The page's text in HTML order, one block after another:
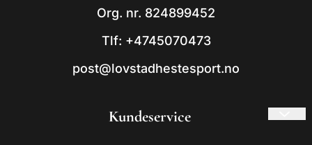
Org. nr. 824899452
Tlf: +4745070473
post@lovstadhestesport.no
Kundeservice